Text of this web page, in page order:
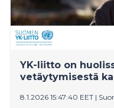
YK-liitto on
vetäytymisestä
8.1.2026 15:47:40 EET |